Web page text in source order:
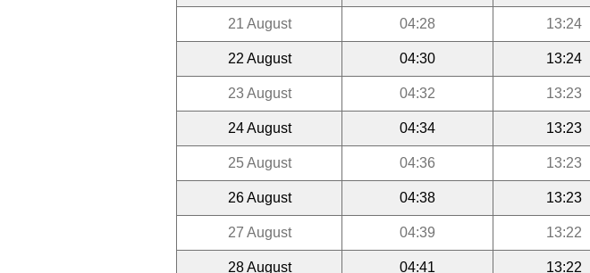
21 August 04:28 13:24
22 August 04:30 13:24
23 August 04:32 13:23
24 August 04:34 13:23
25 August 04:36 13:23
26 August 04:38 13:23
27 August 04:39 13:22
28 August 04:41 13:22